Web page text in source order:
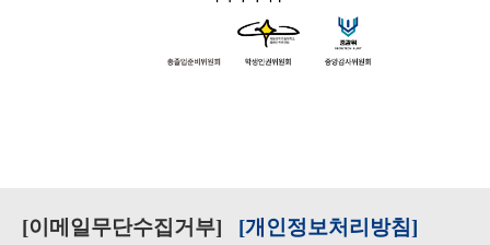
[이메일무단수집거부] [개인정보처리방침]